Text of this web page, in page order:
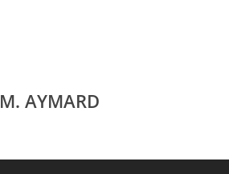
M. AYMARDLe personnel